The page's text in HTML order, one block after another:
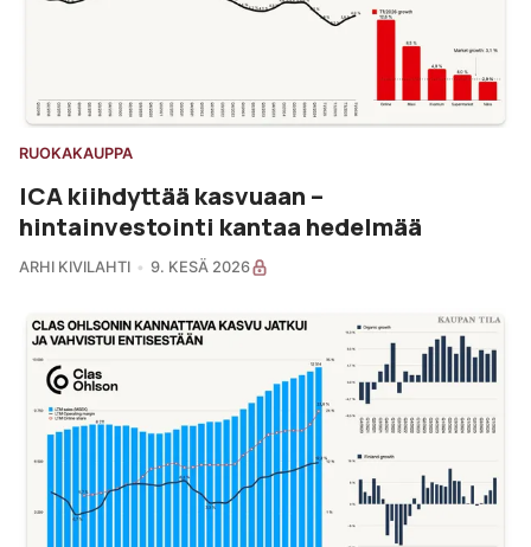
RUOKAKAUPPA
ICA kiihdyttää kasvuaan –
hintainvestointi kantaa hedelmää
ARHI KIVILAHTI 9. KESÄ 2026